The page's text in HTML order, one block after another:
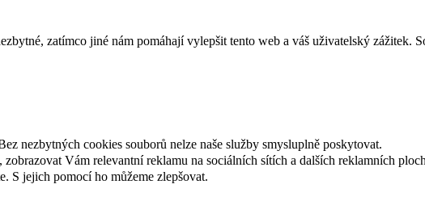
zatímco jiné nám pomáhají vylepšit tento web a váš uživatelský zážitek.
nezbytných cookies souborů nelze naše služby smysluplně poskytovat.
Vám relevantní reklamu na sociálních sítích a dalších reklamních
S jejich pomocí ho můžeme zlepšovat.